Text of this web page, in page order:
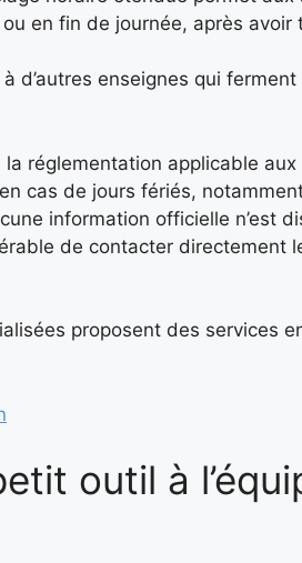
en fin de journée, après avoir
enseignes qui ferment
réglementation applicable
cas de jours fériés,
information officielle n’est
de contacter directement
proposent des services
outil à